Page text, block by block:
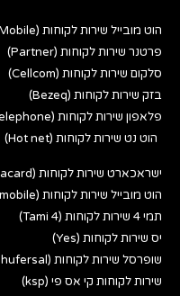
הוט מובייל שירות לקוחות (Hot Mobile)
פרטנר שירות לקוחות (Partner)
סלקום שירות לקוחות (Cellcom)
בזק שירות לקוחות (Bezeq)
פלאפון שירות לקוחות (Pelephone)
הוט נט שירות לקוחות (Hot net)
ישראכארט שירות לקוחות (Isracard)
הוט מובייל שירות לקוחות (Hot mobile)
תמי 4 שירות לקוחות (Tami 4)
יס שירות לקוחות (Yes)
שופרסל שירות לקוחות (Shufersal)
שירות לקוחות קי אס פי (ksp)